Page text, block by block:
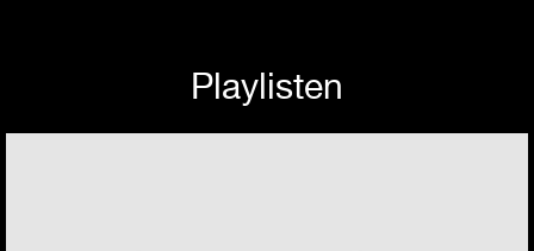
Playlisten